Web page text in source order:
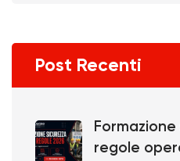
Post Recenti
regole